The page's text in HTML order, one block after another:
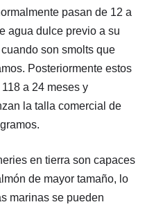
pasan de 12 a
agua dulce previo a su
son smolts que
Posteriormente estos
a 24 meses y
la talla comercial de
en tierra son capaces
de mayor tamaño, lo
marinas se pueden